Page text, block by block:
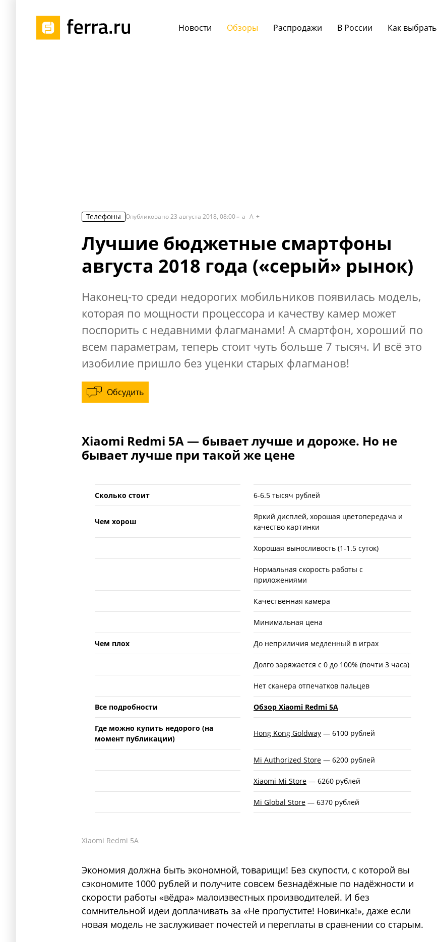
Новости Обзоры Распродажи В России Как выбрать
Телефоны Опубликовано23 августа 2018, 08:00 a A
Лучшие бюджетные смартфоны
августа 2018 года («серый» рынок)
Наконец-то среди недорогих мобильников появилась модель,
которая по мощности процессора и качеству камер может
поспорить с недавними флагманами! А смартфон, хороший по
всем параметрам, теперь стоит чуть больше 7 тысяч. И всё это
изобилие пришло без уценки старых флагманов!
Обсудить
Xiaomi Redmi 5A — бывает лучше и дороже. Но не
бывает лучше при такой же цене
Сколько стоит 6-6.5 тысяч рублей
Чем хорош
Яркий дисплей, хорошая цветопередача и
качество картинки
Хорошая выносливость (1-1.5 суток)
Нормальная скорость работы с
приложениями
Качественная камера
Минимальная цена
Чем плох До неприличия медленный в играх
Долго заряжается с 0 до 100% (почти 3 часа)
Нет сканера отпечатков пальцев
Все подробности Обзор Xiaomi Redmi 5A
Где можно купить недорого (на
момент публикации)
Hong Kong Goldway — 6100 рублей
Mi Authorized Store — 6200 рублей
Xiaomi Mi Store — 6260 рублей
Mi Global Store — 6370 рублей
Xiaomi Redmi 5A
Экономия должна быть экономной, товарищи! Без скупости, с которой вы
сэкономите 1000 рублей и получите совсем безнадёжные по надёжности и
скорости работы «вёдра» малоизвестных производителей. И без
сомнительной идеи доплачивать за «Не пропустите! Новинка!», даже если
новая модель не заслуживает почестей и переплаты в сравнении со старым.